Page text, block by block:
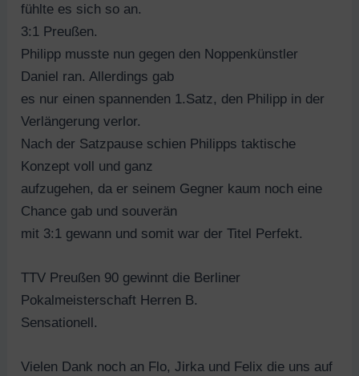
fühlte es sich so an.
3:1 Preußen.
Philipp musste nun gegen den Noppenkünstler
Daniel ran. Allerdings gab
es nur einen spannenden 1.Satz, den Philipp in der
Verlängerung verlor.
Nach der Satzpause schien Philipps taktische
Konzept voll und ganz
aufzugehen, da er seinem Gegner kaum noch eine
Chance gab und souverän
mit 3:1 gewann und somit war der Titel Perfekt.
TTV Preußen 90 gewinnt die Berliner
Pokalmeisterschaft Herren B.
Sensationell.
Vielen Dank noch an Flo, Jirka und Felix die uns auf